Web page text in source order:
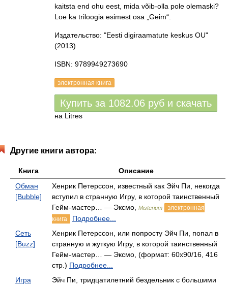
kaitsta end ohu eest, mida võib-olla pole olemaski?
Loe ka triloogia esimest osa „Geim“.
Издательство: "Eesti digiraamatute keskus OU"
(2013)
ISBN: 9789949273690
электронная книга
Купить за 1082.06 руб и скачать
на Litres
Другие книги автора:
Книга
Описание
Обман
[Bubble]
Хенрик Петерссон, известный как Эйч Пи, некогда
вступил в странную Игру, в которой таинственный
Гейм-мастер… — Эксмо,
Misterium
электронная
книга
Подробнее...
Сеть
[Buzz]
Хенрик Петерссон, или попросту Эйч Пи, попал в
странную и жуткую Игру, в которой таинственный
Гейм-мастер… — Эксмо, (формат: 60x90/16, 416
стр.) Подробнее...
Игра
Эйч Пи, тридцатилетний бездельник с большими